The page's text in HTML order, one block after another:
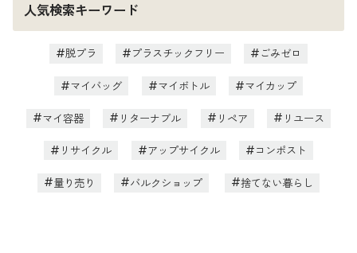
人気検索キーワード
脱プラ プラスチックフリー ごみゼロ
マイバッグ マイボトル マイカップ
マイ容器 リターナブル リペア リユース
リサイクル アップサイクル コンポスト
量り売り バルクショップ 捨てない暮らし